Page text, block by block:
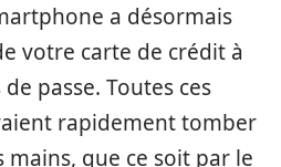
a désormais
votre carte de crédit à
passe. Toutes ces
rapidement tomber
mains, que ce soit par le